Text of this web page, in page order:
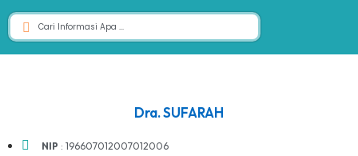
Dra. SUFARAH
NIP : 196607012007012006